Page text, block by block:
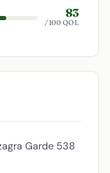
83
/100 QOL
Garde 538